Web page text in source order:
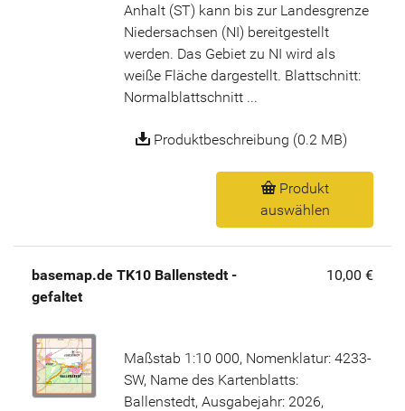
Anhalt (ST) kann bis zur Landesgrenze
Niedersachsen (NI) bereitgestellt
werden. Das Gebiet zu NI wird als
weiße Fläche dargestellt. Blattschnitt:
Normalblattschnitt ...
Produktbeschreibung (0.2 MB)
Produkt
auswählen
basemap.de TK10 Ballenstedt -
gefaltet
10,00 €
Maßstab 1:10 000, Nomenklatur: 4233-
SW, Name des Kartenblatts:
Ballenstedt, Ausgabejahr: 2026,